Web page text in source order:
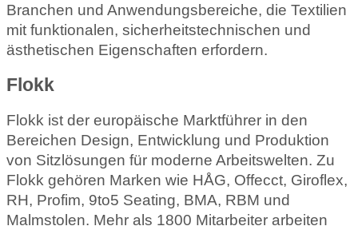
Branchen und Anwendungsbereiche, die Textilien
mit funktionalen, sicherheitstechnischen und
ästhetischen Eigenschaften erfordern.
Flokk
Flokk ist der europäische Marktführer in den
Bereichen Design, Entwicklung und Produktion
von Sitzlösungen für moderne Arbeitswelten. Zu
Flokk gehören Marken wie HÅG, Offecct, Giroflex,
RH, Profim, 9to5 Seating, BMA, RBM und
Malmstolen. Mehr als 1800 Mitarbeiter arbeiten